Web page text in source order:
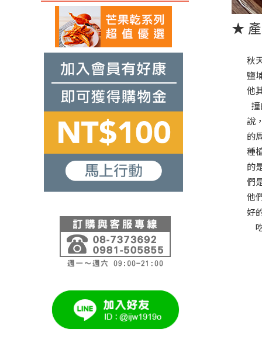
★
秋
鹽
他
說
的
種
的
們
他
好